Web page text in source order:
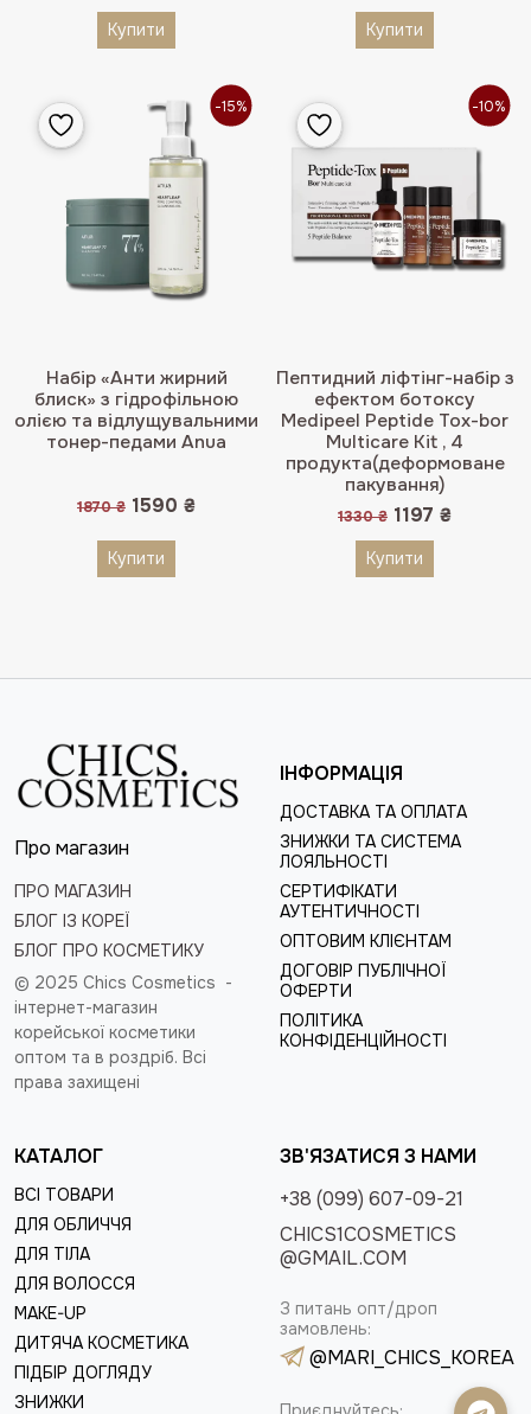
Купити Купити
-15%
Набір «Анти жирний
блиск» з гідрофільною
олією та відлущувальними
тонер-педами Anua
1870₴ Оригінальна
1870 ₴.
1590 ₴Поточна
Купити
-10%
Пептидний ліфтінг-набір з
ефектом ботоксу
Medipeel Peptide Tox-bor
Multicare Kit , 4
продукта(деформоване
пакування)
1330₴ Оригінальна
1330 ₴.
1197 ₴
Купити
Про магазин
ПРО МАГАЗИН
БЛОГ ІЗ КОРЕЇ
БЛОГ ПРО КОСМЕТИКУ
© 2025 Chics Cosmetics -
інтернет-магазин
корейської косметики
оптом та в роздріб. Всі
права захищені
ІНФОРМАЦІЯ
ДОСТАВКА ТА ОПЛАТА
ЗНИЖКИ ТА СИСТЕМА
ЛОЯЛЬНОСТІ
СЕРТИФІКАТИ
АУТЕНТИЧНОСТІ
ОПТОВИМ КЛІЄНТАМ
ДОГОВІР ПУБЛІЧНОЇ
ОФЕРТИ
ПОЛІТИКА
КОНФІДЕНЦІЙНОСТІ
КАТАЛОГ
ВСІ ТОВАРИ
ДЛЯ ОБЛИЧЧЯ
ДЛЯ ТІЛА
ДЛЯ ВОЛОССЯ
MAKE-UP
ДИТЯЧА КОСМЕТИКА
ПІДБІР ДОГЛЯДУ
ЗНИЖКИ
ЗВ'ЯЗАТИСЯ З НАМИ
+38 (099) 607-09-21
CHICS1COSMETICS
@GMAIL.COM
З питань опт/дроп
замовлень:
@MARI_CHICS_KOREA